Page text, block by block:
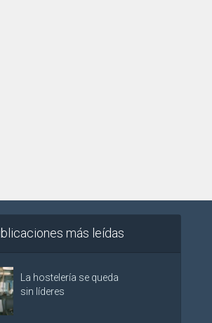
más leídas
La hostelería se queda
sin líderes